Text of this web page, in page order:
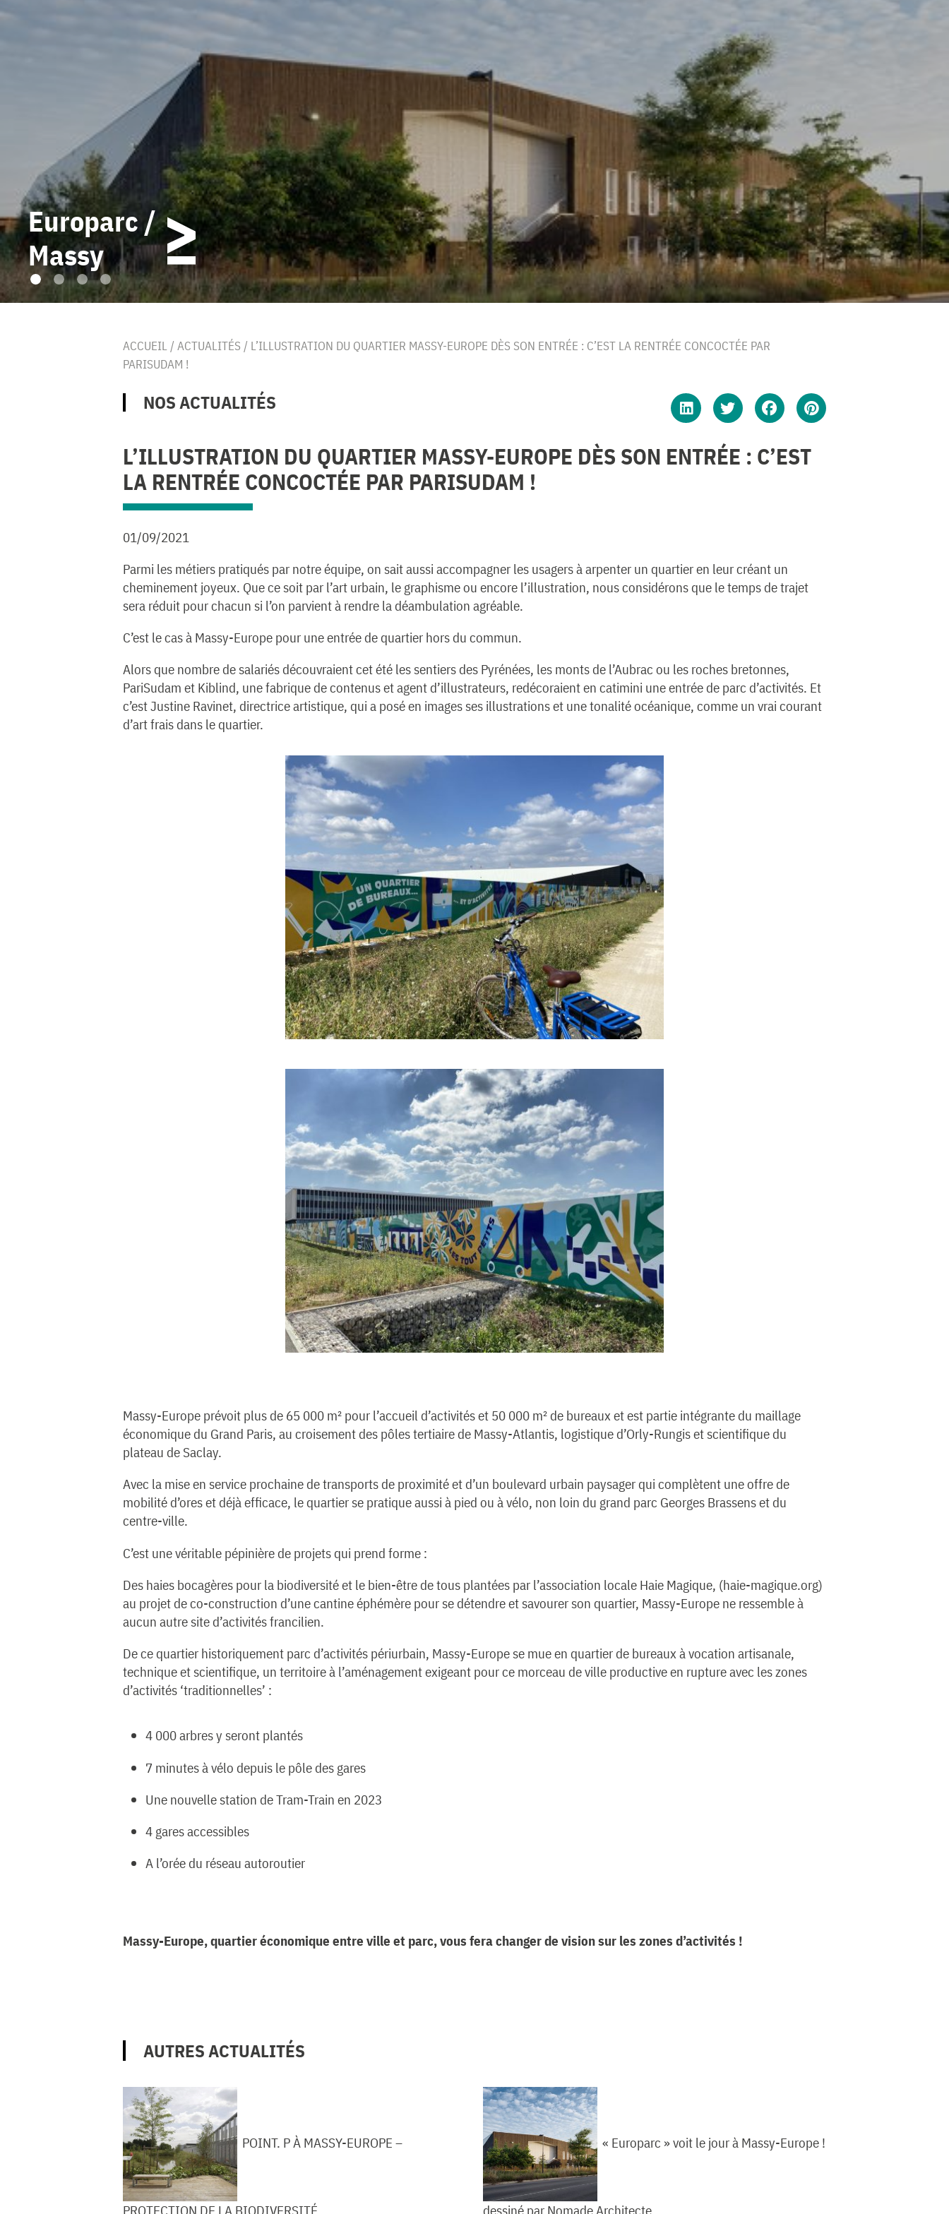
Europarc /
Massy
ACCUEIL / ACTUALITÉS / L’ILLUSTRATION DU QUARTIER MASSY-EUROPE DÈS SON ENTRÉE : C’EST LA RENTRÉE CONCOCTÉE PAR
PARISUDAM !
NOS ACTUALITÉS
L’ILLUSTRATION DU QUARTIER MASSY-EUROPE DÈS SON ENTRÉE : C’EST
LA RENTRÉE CONCOCTÉE PAR PARISUDAM !
01/09/2021
Parmi les métiers pratiqués par notre équipe, on sait aussi accompagner les usagers à arpenter un quartier en leur créant un
cheminement joyeux. Que ce soit par l’art urbain, le graphisme ou encore l’illustration, nous considérons que le temps de trajet
sera réduit pour chacun si l’on parvient à rendre la déambulation agréable.
C’est le cas à Massy-Europe pour une entrée de quartier hors du commun.
Alors que nombre de salariés découvraient cet été les sentiers des Pyrénées, les monts de l’Aubrac ou les roches bretonnes,
PariSudam et Kiblind, une fabrique de contenus et agent d’illustrateurs, redécoraient en catimini une entrée de parc d’activités. Et
c’est Justine Ravinet, directrice artistique, qui a posé en images ses illustrations et une tonalité océanique, comme un vrai courant
d’art frais dans le quartier.
Massy-Europe prévoit plus de 65 000 m² pour l’accueil d’activités et 50 000 m² de bureaux et est partie intégrante du maillage
économique du Grand Paris, au croisement des pôles tertiaire de Massy-Atlantis, logistique d’Orly-Rungis et scientifique du
plateau de Saclay.
Avec la mise en service prochaine de transports de proximité et d’un boulevard urbain paysager qui complètent une offre de
mobilité d’ores et déjà efficace, le quartier se pratique aussi à pied ou à vélo, non loin du grand parc Georges Brassens et du
centre-ville.
C’est une véritable pépinière de projets qui prend forme :
Des haies bocagères pour la biodiversité et le bien-être de tous plantées par l’association locale Haie Magique, (haie-magique.org)
au projet de co-construction d’une cantine éphémère pour se détendre et savourer son quartier, Massy-Europe ne ressemble à
aucun autre site d’activités francilien.
De ce quartier historiquement parc d’activités périurbain, Massy-Europe se mue en quartier de bureaux à vocation artisanale,
technique et scientifique, un territoire à l’aménagement exigeant pour ce morceau de ville productive en rupture avec les zones
d’activités ‘traditionnelles’ :
4 000 arbres y seront plantés
7 minutes à vélo depuis le pôle des gares
Une nouvelle station de Tram-Train en 2023
4 gares accessibles
A l’orée du réseau autoroutier
Massy-Europe, quartier économique entre ville et parc, vous fera changer de vision sur les zones d’activités !
AUTRES ACTUALITÉS
POINT. P À MASSY-EUROPE –
PROTECTION DE LA BIODIVERSITÉ
« Europarc » voit le jour à Massy-Europe !
dessiné par Nomade Architecte